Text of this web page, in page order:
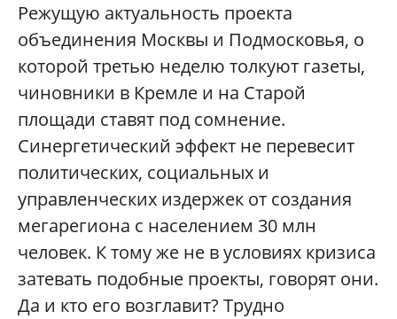
Режущую актуальность проекта
объединения Москвы и Подмосковья, о
которой третью неделю толкуют газеты,
чиновники в Кремле и на Старой
площади ставят под сомнение.
Синергетический эффект не перевесит
политических, социальных и
управленческих издержек от создания
мегарегиона с населением 30 млн
человек. К тому же не в условиях кризиса
затевать подобные проекты, говорят они.
Да и кто его возглавит? Трудно